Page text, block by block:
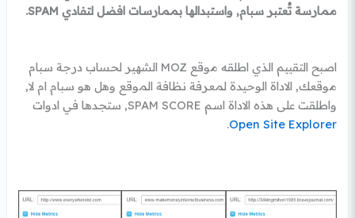
ممارسة تُعتبر سبام, واستبدالها بممارسات افضل لتفادي SPAM.
اصبح التقييم الذي اطلقه موقع MOZ الشهير لحساب درجة سبام
موقعك, الاداة الوحيدة لمعرفة نظافة الموقع وهل هو سبام ام لا,
واطلقت على هذه الاداة اسم SPAM SCORE, ستجدها في ادوات
Open Site Explorer
.